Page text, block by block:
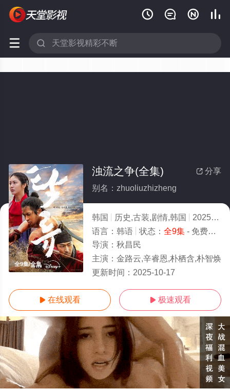
   
 
全9集/全集
 分享
浊流之争(全集)
别名：zhuoliuzhizheng
韩国 历史,古装,剧情,韩国 2025
4.0
语言： 韩语 状态： 全9集- 免费在线观看
导演： 秋昌民
主演： 金路云,辛睿恩,朴栖含,朴智焕
更新时间： 2025-10-17
 在线观看  极速观看